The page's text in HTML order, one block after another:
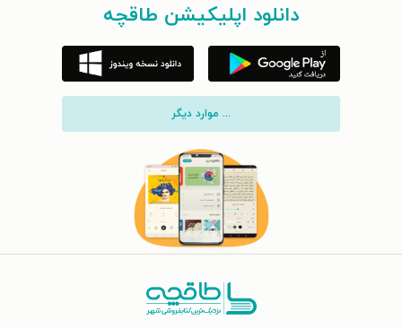
دانلود اپلیکیشن طاقچه
... موارد دیگر